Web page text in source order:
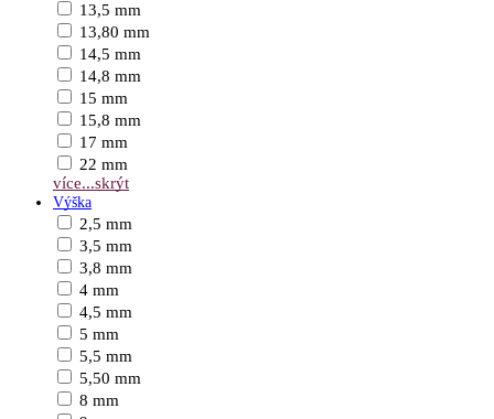
13,5 mm
13,80 mm
14,5 mm
14,8 mm
15 mm
15,8 mm
17 mm
22 mm
více...skrýt
Výška
2,5 mm
3,5 mm
3,8 mm
4 mm
4,5 mm
5 mm
5,5 mm
5,50 mm
8 mm